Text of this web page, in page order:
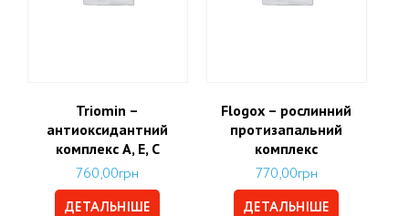
Triomin –
антиоксидантний
комплекс А, Е, С
760,00грн
ДЕТАЛЬНІШЕ
Flogox – рослинний
протизапальний
комплекс
770,00грн
ДЕТАЛЬНІШЕ